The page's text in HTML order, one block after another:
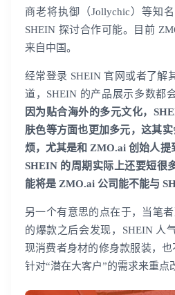
商老将执御（Jollychic）等知
SHEIN 探讨合作可能。目前
来自中国。
经常登录 SHEIN 官网或者了解
道，SHEIN 的产品展示多数都
因为贴合海外的多元文化，
肤色等方面也更加多元，这其
烦，尤其是和 ZMO.ai 创始人提
SHEIN 的周期实际上还要短很
能将是 ZMO.ai 公司能不能与
另一个有意思的点在于，当笔
的爆款之后会发现，SHEIN 人
现消费者身材的修身款服装，也
针对“潜在大客户”的需求来重点